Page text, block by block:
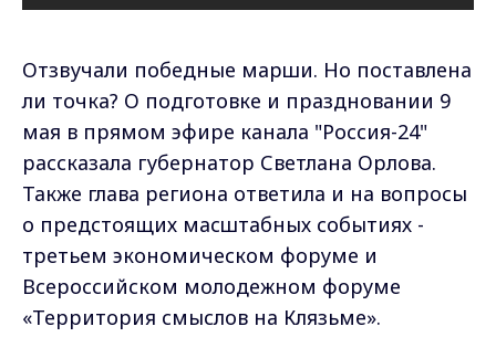
Отзвучали победные марши. Но поставлена
ли точка? О подготовке и праздновании 9
мая в прямом эфире канала "Россия-24"
рассказала губернатор Светлана Орлова.
Также глава региона ответила и на вопросы
о предстоящих масштабных событиях -
третьем экономическом форуме и
Всероссийском молодежном форуме
«Территория смыслов на Клязьме».